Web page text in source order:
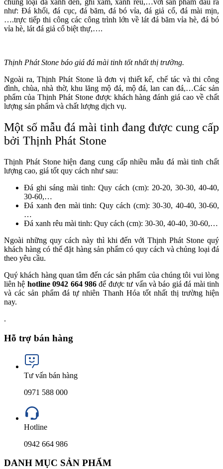
chủng loại đá xanh đen, ghi xám, xanh rêu,…với sản phẩm đầu ra
như: Đá khối, đá cục, đá băm, đá bó vỉa, đá giả cổ, đá mài mịn,
….trực tiếp thi công các công trình lớn về lát đá băm vỉa hè, đá bó
vỉa hè, lát đá giả cổ biệt thự,….
Thịnh Phát Stone báo giá đá mài tinh tốt nhất thị trường.
Ngoài ra, Thịnh Phát Stone là đơn vị thiết kế, chế tác và thi công
đình, chùa, nhà thờ, khu lăng mộ đá, mộ đá, lan can đá,…Các sản
phẩm của Thịnh Phát Stone được khách hàng đánh giá cao về chất
lượng sản phẩm và chất lượng dịch vụ.
Một số mẫu đá mài tinh đang được cung cấp
bởi Thịnh Phát Stone
Thịnh Phát Stone hiện đang cung cấp nhiều mẫu đá mài tinh chất
lượng cao, giá tốt quy cách như sau:
Đá ghi sáng mài tinh: Quy cách (cm): 20-20, 30-30, 40-40,
30-60,…
Đá xanh đen mài tinh: Quy cách (cm): 30-30, 40-40, 30-60,
…
Đá xanh rêu mài tinh: Quy cách (cm): 30-30, 40-40, 30-60,…
Ngoài những quy cách này thì khi đến với Thịnh Phát Stone quý
khách hàng có thể đặt hàng sản phẩm có quy cách và chủng loại đá
theo yêu cầu.
Quý khách hàng quan tâm đến các sản phẩm của chúng tôi vui lòng
liên hệ hotline 0942 664 986 để được tư vấn và báo giá đá mài tinh
và các sản phẩm đá tự nhiên Thanh Hóa tốt nhất thị trường hiện
nay.
.
Hỗ trợ bán hàng
Tư vấn bán hàng
0971 588 000
Hotline
0942 664 986
DANH MỤC SẢN PHẨM